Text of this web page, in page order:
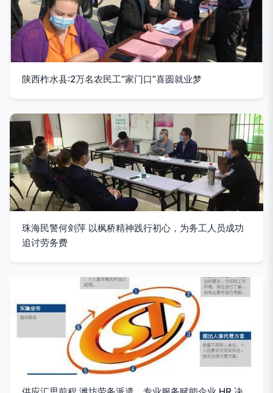
陕西柞水县:2万名农民工“家门口”喜圆就业梦
珠海民警何剑萍 以枫桥精神践行初心，为务工人员成功
追讨劳务费